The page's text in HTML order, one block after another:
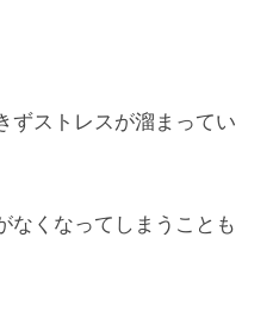
ずストレスが溜まってい
なくなってしまうことも